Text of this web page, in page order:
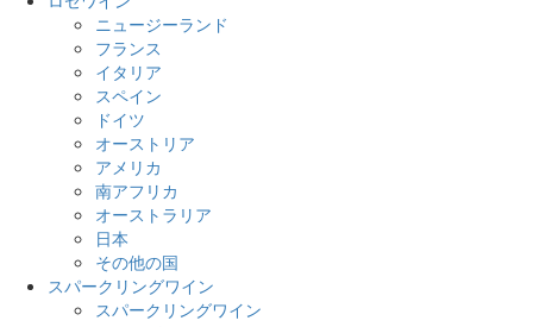
ニュージーランド
フランス
イタリア
スペイン
ドイツ
オーストリア
アメリカ
南アフリカ
オーストラリア
日本
その他の国
スパークリングワイン
スパークリングワイン